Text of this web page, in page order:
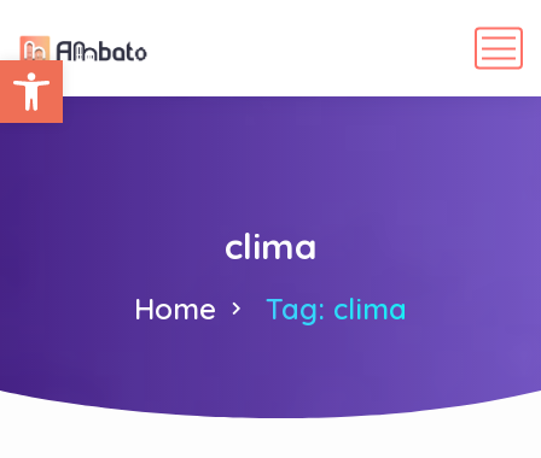
Abrir barra de herramientas
clima
Home Tag: clima